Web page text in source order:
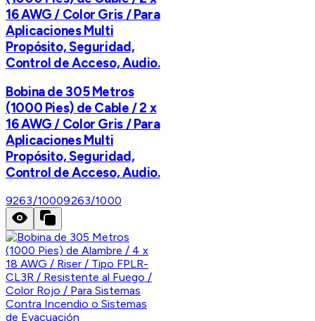
16 AWG / Color Gris / Para
Aplicaciones Multi
Propósito, Seguridad,
Control de Acceso, Audio.
Bobina de 305 Metros
(1000 Pies) de Cable / 2 x
16 AWG / Color Gris / Para
Aplicaciones Multi
Propósito, Seguridad,
Control de Acceso, Audio.
9263/10009263/1000